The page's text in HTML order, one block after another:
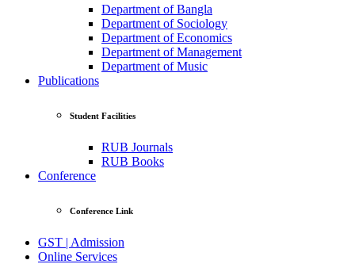
Department of Bangla
Department of Sociology
Department of Economics
Department of Management
Department of Music
Publications
Student Facilities
RUB Journals
RUB Books
Conference
Conference Link
GST | Admission
Online Services